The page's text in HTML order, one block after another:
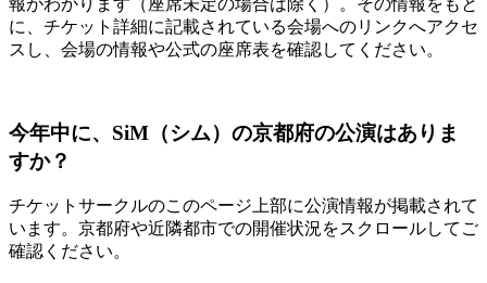
報がわかります（座席未定の場合は除く）。その情報をもと
に、チケット詳細に記載されている会場へのリンクへアクセ
スし、会場の情報や公式の座席表を確認してください。
今年中に、SiM（シム）の京都府の公演はありま
すか？
チケットサークルのこのページ上部に公演情報が掲載されて
います。京都府や近隣都市での開催状況をスクロールしてご
確認ください。